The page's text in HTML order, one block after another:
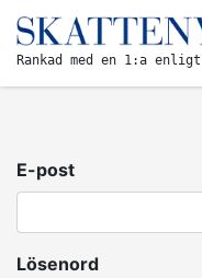
Rankad med en 1:a
E-post
Lösenord